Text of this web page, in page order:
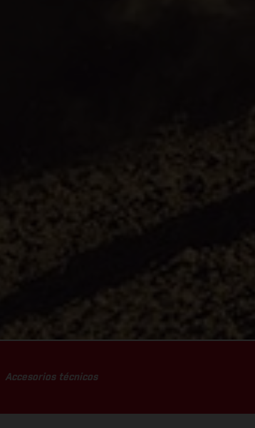
Accesorios técnicos